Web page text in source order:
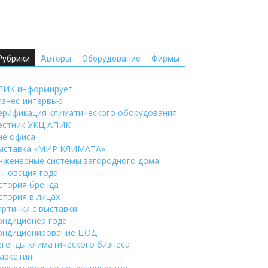
Авторы Оборудование Фирмы
информирует
интервью
климатического оборудования
УКЦ АПИК
офиса
«МИР КЛИМАТА»
системы загородного дома
года
бренда
в лицах
с выставки
года
ЦОД
климатического бизнеса